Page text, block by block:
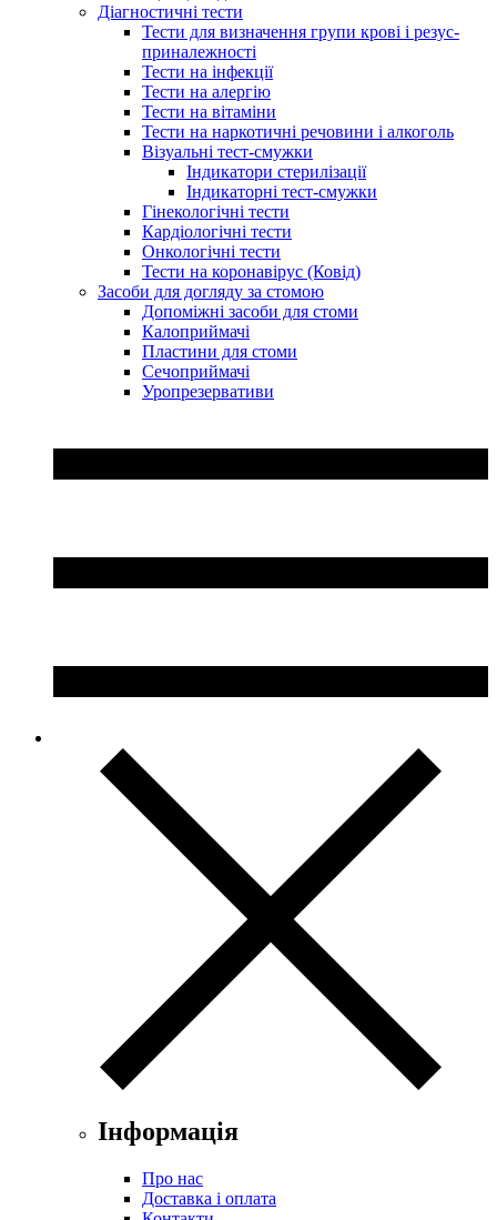
Діагностичні тести
Тести для визначення групи крові і резус-
приналежності
Тести на інфекції
Тести на алергію
Тести на вітаміни
Тести на наркотичні речовини і алкоголь
Візуальні тест-смужки
Індикатори стерилізації
Індикаторні тест-смужки
Гінекологічні тести
Кардіологічні тести
Онкологічні тести
Тести на коронавірус (Ковід)
Засоби для догляду за стомою
Допоміжні засоби для стоми
Калоприймачі
Пластини для стоми
Сечоприймачі
Уропрезервативи
Інформація
Про нас
Доставка і оплата